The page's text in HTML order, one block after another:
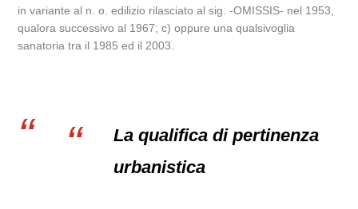
in variante al n. o. edilizio rilasciato al sig. -OMISSIS- nel 1953,
qualora successivo al 1967; c) oppure una qualsivoglia
sanatoria tra il 1985 ed il 2003.
La qualifica di pertinenza
urbanistica